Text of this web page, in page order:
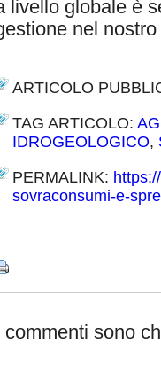
livello globale è
nel
ARTICOLO
TAG ARTICOLO:
IDROGEOLOGICO,
PERMALINK:
sovraconsumi-e-
commenti sono